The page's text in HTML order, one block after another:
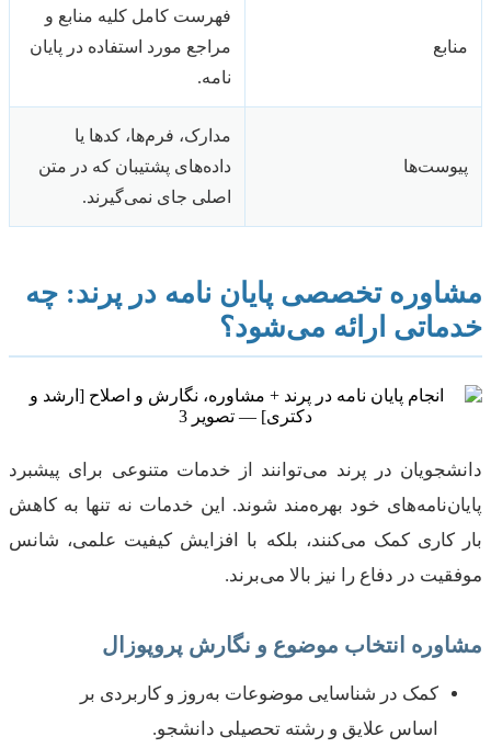
منابع
فهرست کامل کلیه منابع و
مراجع مورد استفاده در پایان
نامه.
پیوست‌ها
مدارک، فرم‌ها، کدها یا
داده‌های پشتیبان که در متن
اصلی جای نمی‌گیرند.
مشاوره تخصصی پایان نامه در پرند: چه
خدماتی ارائه می‌شود؟
دانشجویان در پرند می‌توانند از خدمات متنوعی برای پیشبرد
پایان‌نامه‌های خود بهره‌مند شوند. این خدمات نه تنها به کاهش
بار کاری کمک می‌کنند، بلکه با افزایش کیفیت علمی، شانس
موفقیت در دفاع را نیز بالا می‌برند.
مشاوره انتخاب موضوع و نگارش پروپوزال
کمک در شناسایی موضوعات به‌روز و کاربردی بر
اساس علایق و رشته تحصیلی دانشجو.